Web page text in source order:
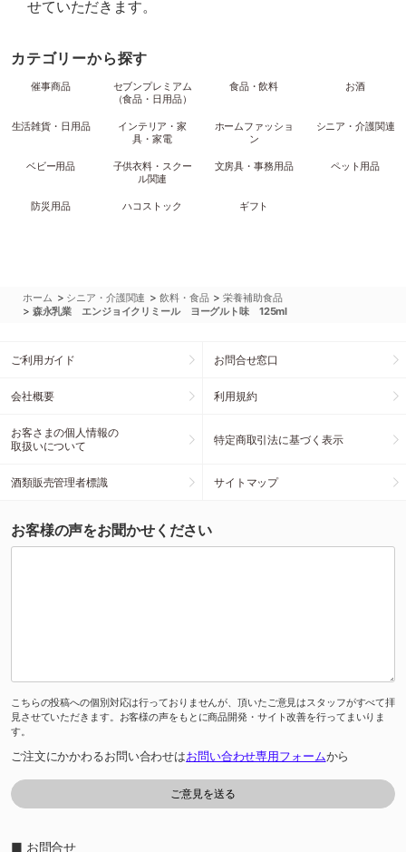
せていただきます。
カテゴリーから探す
催事商品
セブンプレミアム
（食品・日用品）
食品・飲料 お酒
生活雑貨・日用品
インテリア・家
具・家電
ホームファッショ
ン
シニア・介護関連
ベビー用品
子供衣料・スクー
ル関連
文房具・事務用品 ペット用品
防災用品 ハコストック ギフト
ホーム > シニア・介護関連 >飲料・食品 >栄養補助食品
> 森永乳業 エンジョイクリミール ヨーグルト味 125ml
ご利用ガイド お問合せ窓口
会社概要 利用規約
お客さまの個人情報の
取扱いについて
特定商取引法に基づく表示
酒類販売管理者標識 サイトマップ
お客様の声をお聞かせください
こちらの投稿への個別対応は行っておりませんが、頂いたご意見はスタッフがすべて拝
見させていただきます。お客様の声をもとに商品開発・サイト改善を行ってまいりま
す。
ご注文にかかわるお問い合わせはお問い合わせ専用フォームから
■ お問合せ